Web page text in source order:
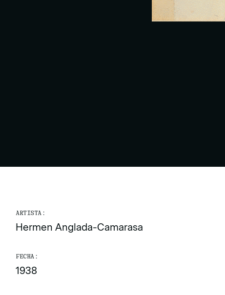
ARTISTA:
Hermen Anglada-Camarasa
FECHA:
1938